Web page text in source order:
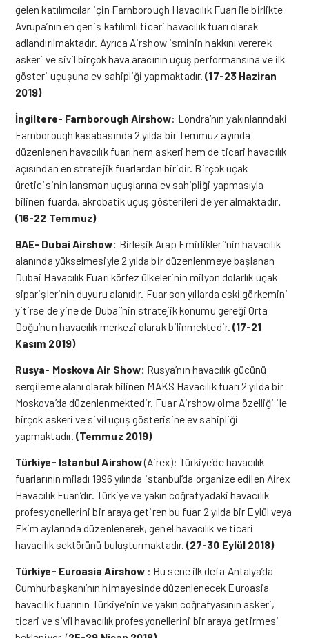
gelen katılımcılar için Farnborough Havacılık Fuarı ile birlikte
Avrupa’nın en geniş katılımlı ticari havacılık fuarı olarak
adlandırılmaktadır. Ayrıca Airshow isminin hakkını vererek
askeri ve sivil birçok hava aracının uçuş performansına ve ilk
gösteri uçuşuna ev sahipliği yapmaktadır.(17-23 Haziran
2019)
İngiltere- Farnborough Airshow: Londra’nın yakınlarındaki
Farnborough kasabasında 2 yılda bir Temmuz ayında
düzenlenen havacılık fuarı hem askeri hem de ticari havacılık
açısından en stratejik fuarlardan biridir. Birçok uçak
üreticisinin lansman uçuşlarına ev sahipliği yapmasıyla
bilinen fuarda, akrobatik uçuş gösterileri de yer almaktadır.
(16-22 Temmuz)
BAE- Dubai Airshow: Birleşik Arap Emirlikleri’nin havacılık
alanında yükselmesiyle 2 yılda bir düzenlenmeye başlanan
Dubai Havacılık Fuarı körfez ülkelerinin milyon dolarlık uçak
siparişlerinin duyuru alanıdır. Fuar son yıllarda eski görkemini
yitirse de yine de Dubai’nin stratejik konumu gereği Orta
Doğu’nun havacılık merkezi olarak bilinmektedir. (17-21
Kasım 2019)
Rusya- Moskova Air Show: Rusya’nın havacılık gücünü
sergileme alanı olarak bilinen MAKS Havacılık fuarı 2 yılda bir
Moskova’da düzenlenmektedir. Fuar Airshow olma özelliği ile
birçok askeri ve sivil uçuş gösterisine ev sahipliği
yapmaktadır.(Temmuz 2019)
Türkiye- Istanbul Airshow(Airex): Türkiye’de havacılık
fuarlarının miladı 1996 yılında istanbul’da organize edilen Airex
Havacılık Fuarı’dır. Türkiye ve yakın coğrafyadaki havacılık
profesyonellerini bir araya getiren bu fuar 2 yılda bir Eylül veya
Ekim aylarında düzenlenerek, genel havacılık ve ticari
havacılık sektörünü buluşturmaktadır.(27-30 Eylül 2018)
Türkiye- Euroasia Airshow : Bu sene ilk defa Antalya’da
Cumhurbaşkanı’nın himayesinde düzenlenecek Euroasia
havacılık fuarının Türkiye’nin ve yakın coğrafyasının askeri,
ticari ve sivil havacılık profesyonellerini bir araya getirmesi